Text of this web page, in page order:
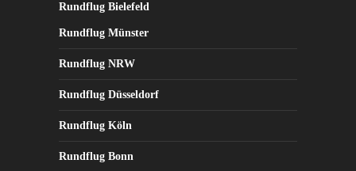
Rundflug Bielefeld
Rundflug Münster
Rundflug NRW
Rundflug Düsseldorf
Rundflug Köln
Rundflug Bonn